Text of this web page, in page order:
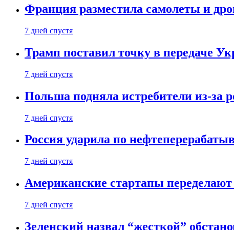
Франция разместила самолеты и
7 дней спустя
Трамп поставил точку в передаче
7 дней спустя
Польша подняла истребители из-за
7 дней спустя
Россия ударила по
7 дней спустя
Американские стартапы
7 дней спустя
Зеленский назвал “жесткой”